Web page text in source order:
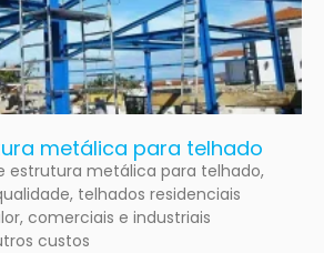
metálica para telhado
estrutura metálica para telhado,
telhados residenciais
comerciais e industriais
custos